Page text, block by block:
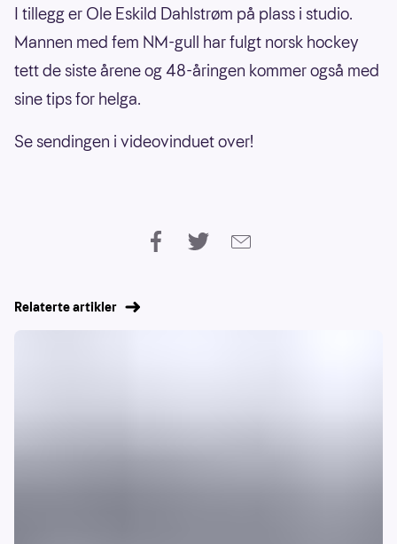
I tillegg er Ole Eskild Dahlstrøm på plass i studio.
Mannen med fem NM-gull har fulgt norsk hockey
tett de siste årene og 48-åringen kommer også med
sine tips for helga.
Se sendingen i videovinduet over!
Relaterte artikler